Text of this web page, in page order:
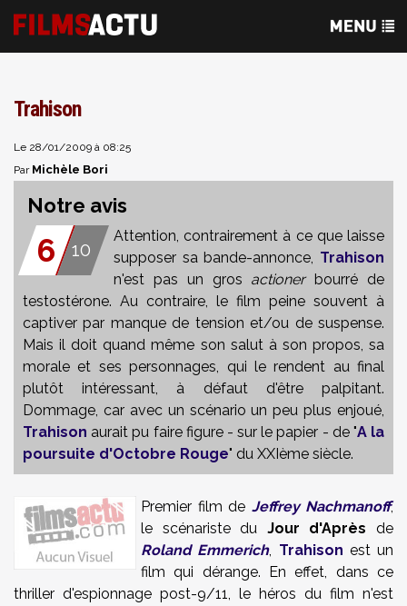
Trahison
Le 28/01/2009 à 08:25
Par Michèle Bori
Notre avis
6 10
Attention, contrairement à ce que laisse
supposer sa bande-annonce, Trahison
n'est pas un gros actionerbourré de
testostérone. Au contraire, le film peine souvent à
captiver par manque de tension et/ou de suspense.
Mais il doit quand même son salut à son propos, sa
morale et ses personnages, qui le rendent au final
plutôt intéressant, à défaut d'être palpitant.
Dommage, car avec un scénario un peu plus enjoué,
Trahison aurait pu faire figure - sur le papier - de "A la
poursuite d'Octobre Rouge" du XXIème siècle.
Premier film de Jeffrey Nachmanoff,
le scénariste du Jour d'Après de
Roland Emmerich, Trahison est un
film qui dérange. En effet, dans ce
thriller d'espionnage post-9/11, le héros du film n'est